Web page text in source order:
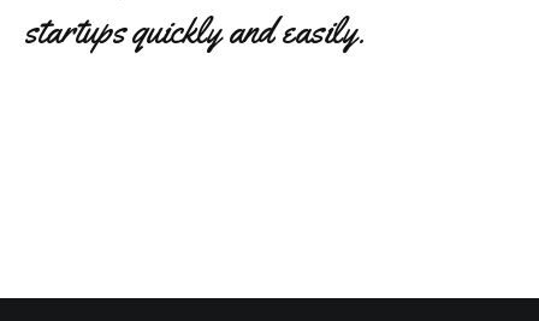
startups quickly and easily.